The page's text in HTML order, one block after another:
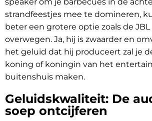
strandfeestjes mee te domineren,
beter een grotere optie zoals de
overwegen. Ja, hij is zwaarder en
het geluid dat hij produceert zal je
koning of koningin van het
buitenshuis maken.
Geluidskwaliteit: De
soep ontcijferen